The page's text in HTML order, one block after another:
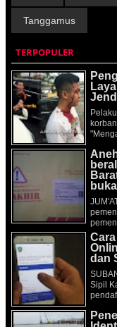
Tanggamus
TERPOPULER
dan
Sipil